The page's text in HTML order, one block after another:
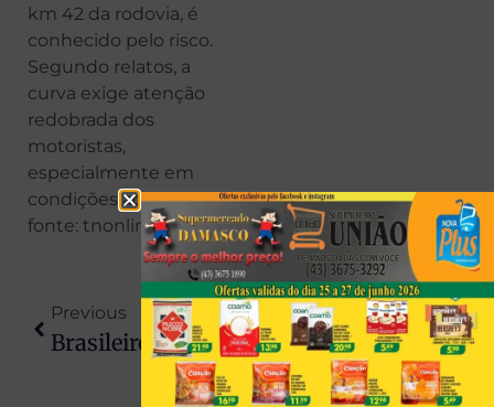
km 42 da rodovia, é
conhecido pelo risco.
Segundo relatos, a
curva exige atenção
redobrada dos
motoristas,
especialmente em
condições adversas.
fonte: tnonline
Previous
Brasileiros Recorrem A “canetas Piratas” Para Emagrecer E Ignoram Riscos Graves À Saúde
Next
Vereador É Atacado Com Gasolina E Queimado Vivo Dentro De Comércio No Litoral Do Paraná